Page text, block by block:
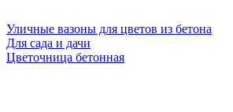
Уличные вазоны для цветов из бетона
Для сада и дачи
Цветочница бетонная